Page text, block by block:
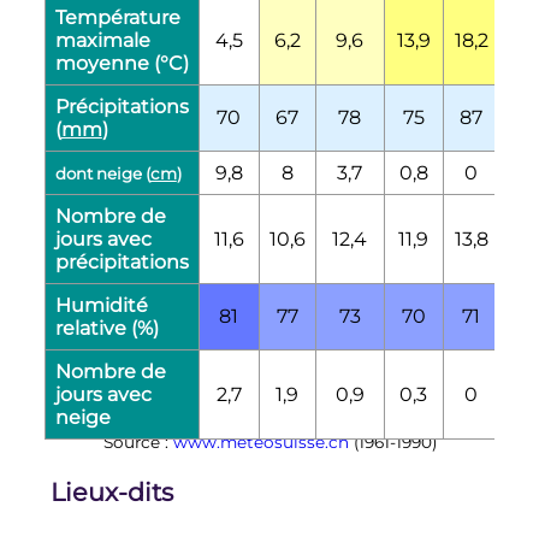
Température
maximale
moyenne (°C)
4,5 6,2 9,6 13,9 18,2
Précipitations
(mm)
70 67 78 75 87
dont neige (cm) 9,8 8 3,7 0,8 0
Nombre de
jours avec
précipitations
11,6 10,6 12,4 11,9 13,8
Humidité
relative (%)
81 77 73 70 71
Nombre de
jours avec
neige
2,7 1,9 0,9 0,3 0
Source :www.meteosuisse.ch(1961-1990)
Lieux-dits